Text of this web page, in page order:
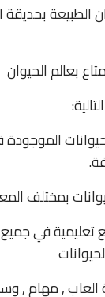
بحديقة
بعالم الحيوان
بمختلف
في جميع
العاب , مهام ,